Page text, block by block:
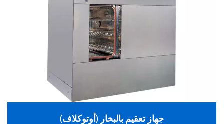
جهاز تعقيم بالبخار (أوتوكلاف)